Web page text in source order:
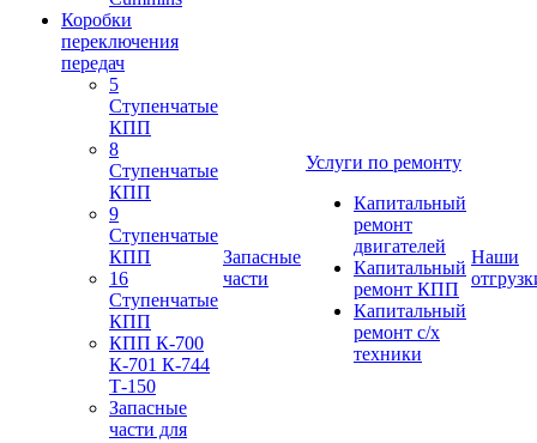
Коробки
переключения
передач
5
Ступенчатые
КПП
8
Ступенчатые
КПП
9
Ступенчатые
КПП
16
Ступенчатые
КПП
КПП К-700
К-701 К-744
Т-150
Запасные
части для
Запасные
части
Услуги по ремонту
Капитальный
ремонт
двигателей
Капитальный
ремонт КПП
Капитальный
ремонт с/х
техники
Наши